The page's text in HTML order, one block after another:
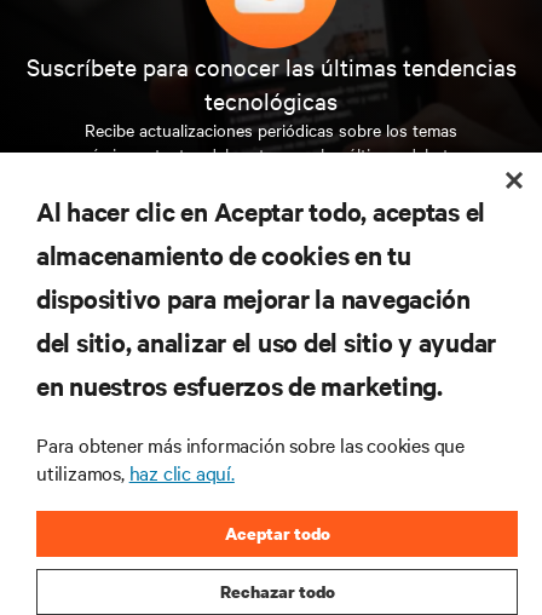
Suscríbete para conocer las últimas tendencias
tecnológicas
Recibe actualizaciones periódicas sobre los temas
más importantes del sector, con los últimos debates
centros de datos y gestión de infraestructuras.
REGÍSTRATE AHORA
RECURSOS
CORPORATIVO
Al hacer clic en Aceptar todo, aceptas el
almacenamiento de cookies en tu
dispositivo para mejorar la navegación
del sitio, analizar el uso del sitio y ayudar
en nuestros esfuerzos de marketing.
Para obtener más información sobre las cookies que
utilizamos, haz clic aquí.
Rechazar todo
Aceptar todo